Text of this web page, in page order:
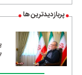
پربازدیدترین ها